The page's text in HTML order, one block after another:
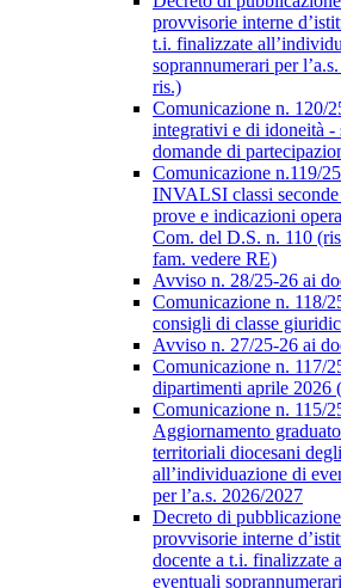
provvisorie interne
t.i. finalizzate
soprannumerari per
ris.)
Comunicazione n. 120/
integrativi e di idoneità -
domande di
Comunicazione n.119/
INVALSI classi
prove e indicazioni
Com. del D.S. n. 110
fam. vedere RE)
Avviso n. 28/25-26 ai
Comunicazione n. 118/
consigli di classe
Avviso n. 27/25-26 ai
Comunicazione n. 117/
dipartimenti aprile 2026
Comunicazione n. 115/
Aggiornamento
territoriali diocesani
all’individuazione di
per l’a.s. 2026/2027
Decreto di
provvisorie interne
docente a t.i. finalizzate
eventuali